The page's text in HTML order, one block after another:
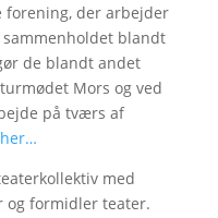
der arbejder
blandt
de blandt andet
Mors og ved
på tværs af
med
og formidler teater.